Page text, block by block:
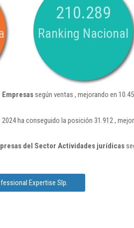
210.289
Ranking Nacional
Empresassegún ventas , mejorando en
ha conseguido la posición 31.912 ,
del Sector Actividades jurídicas
Expertise Slp.